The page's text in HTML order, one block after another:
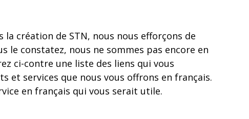
création de STN, nous nous efforçons de
le constatez, nous ne sommes pas encore en
ci-contre une liste des liens qui vous
et services que nous vous offrons en français.
en français qui vous serait utile.